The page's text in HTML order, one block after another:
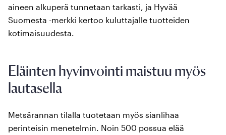
aineen alkuperä tunnetaan tarkasti, ja Hyvää
Suomesta -merkki kertoo kuluttajalle tuotteiden
kotimaisuudesta.
Eläinten hyvinvointi maistuu myös
lautasella
Metsärannan tilalla tuotetaan myös sianlihaa
perinteisin menetelmin. Noin 500 possua elää